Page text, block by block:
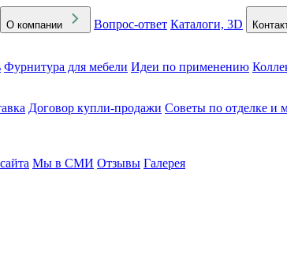
О компании Вопрос-ответ Каталоги, 3D
Фурнитура для мебели Идеи по применению
Договор купли-продажи Советы по отделке и
Мы в СМИ Отзывы Галерея